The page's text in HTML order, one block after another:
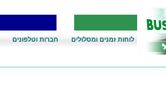
לוחות זמנים ומסלולים חברות וטלפונים